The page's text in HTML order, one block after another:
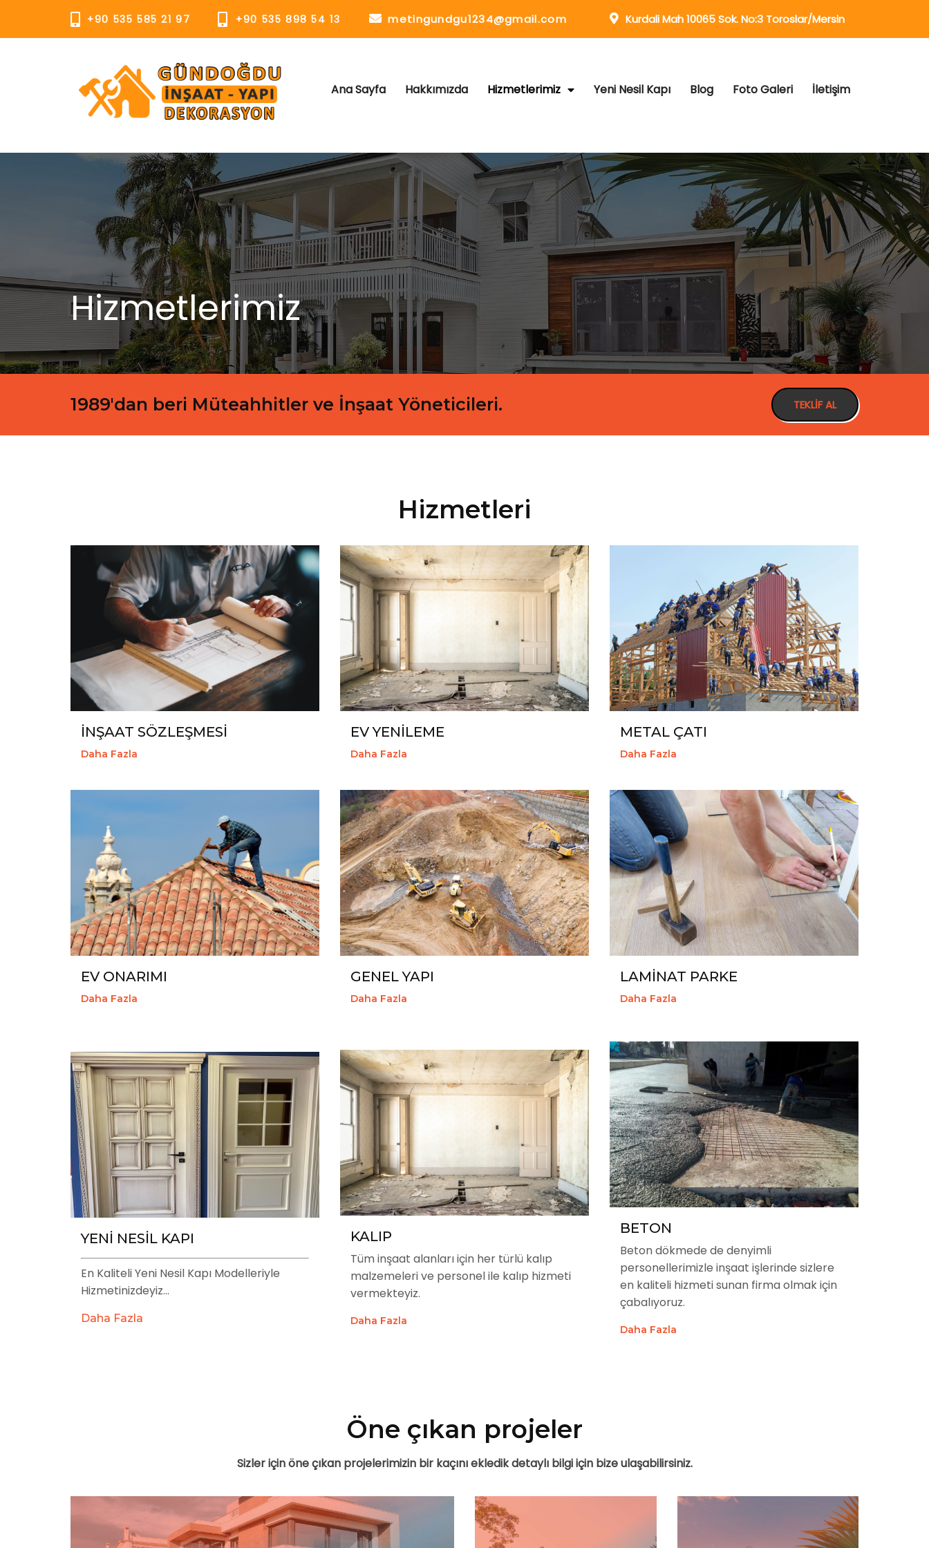
+90 535 585 21 97 +90 535 898 54 13 metingundgu1234@gmail.com Kurdali Mah 10065 Sok. No:3 Toroslar/Mersin
Ana Sayfa Hakkımızda Hizmetlerimiz Yeni Nesil Kapı Blog Foto Galeri İletişim
Hizmetlerimiz
1989'dan beri Müteahhitler ve İnşaat Yöneticileri. TEKLIF AL
Hizmetleri
İNŞAAT SÖZLEŞMESİ
Daha Fazla
EV YENİLEME
Daha Fazla
METAL ÇATI
Daha Fazla
EV ONARIMI
Daha Fazla
GENEL YAPI
Daha Fazla
LAMİNAT PARKE
Daha Fazla
YENİ NESİL KAPI
En Kaliteli Yeni Nesil Kapı Modelleriyle
Hizmetinizdeyiz...
Daha Fazla
KALIP
Tüm inşaat alanları için her türlü kalıp
malzemeleri ve personel ile kalıp hizmeti
vermekteyiz.
Daha Fazla
BETON
Beton dökmede de denyimli
personellerimizle inşaat işlerinde sizlere
en kaliteli hizmeti sunan firma olmak için
çabalıyoruz.
Daha Fazla
Öne çıkan projeler
Sizler için öne çıkan projelerimizin bir kaçını ekledik detaylı bilgi için bize ulaşabilirsiniz.